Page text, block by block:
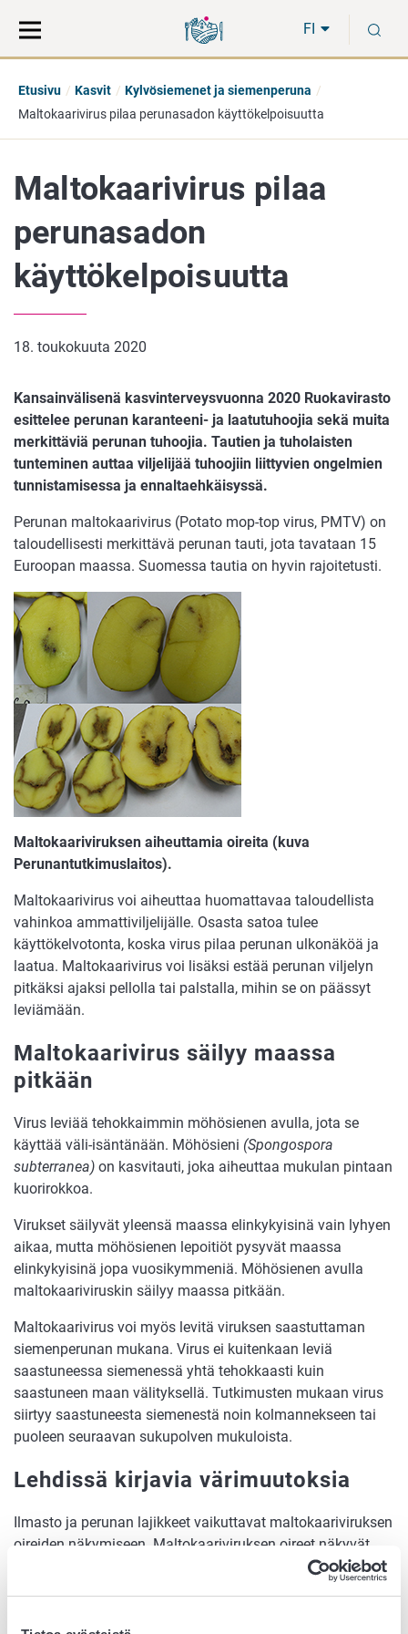
suoraan
sisältöön
koko
sivuston
FI
Etusivu Kasvit
Kylvösiemenet ja siemenperuna
Maltokaarivirus pilaa perunasadon käyttökelpoisuutta
Maltokaarivirus pilaa
perunasadon
käyttökelpoisuutta
18. toukokuuta 2020
Kansainvälisenä kasvinterveysvuonna 2020 Ruokavirasto
esittelee perunan karanteeni- ja laatutuhoojia sekä muita
merkittäviä perunan tuhoojia. Tautien ja tuholaisten
tunteminen auttaa viljelijää tuhoojiin liittyvien ongelmien
tunnistamisessa ja ennaltaehkäisyssä.
Perunan maltokaarivirus (Potato mop-top virus, PMTV) on
taloudellisesti merkittävä perunan tauti, jota tavataan 15
Euroopan maassa. Suomessa tautia on hyvin rajoitetusti.
Maltokaariviruksen aiheuttamia oireita (kuva
Perunantutkimuslaitos).
Maltokaarivirus voi aiheuttaa huomattavaa taloudellista
vahinkoa ammattiviljelijälle. Osasta satoa tulee
käyttökelvotonta, koska virus pilaa perunan ulkonäköä ja
laatua. Maltokaarivirus voi lisäksi estää perunan viljelyn
pitkäksi ajaksi pellolla tai palstalla, mihin se on päässyt
leviämään.
Maltokaarivirus säilyy maassa
pitkään
Virus leviää tehokkaimmin möhösienen avulla, jota se
käyttää väli-isäntänään. Möhösieni (Spongospora
subterranea) on kasvitauti, joka aiheuttaa mukulan pintaan
kuorirokkoa.
Virukset säilyvät yleensä maassa elinkykyisinä vain lyhyen
aikaa, mutta möhösienen lepoitiöt pysyvät maassa
elinkykyisinä jopa vuosikymmeniä. Möhösienen avulla
maltokaariviruskin säilyy maassa pitkään.
Maltokaarivirus voi myös levitä viruksen saastuttaman
siemenperunan mukana. Virus ei kuitenkaan leviä
saastuneessa siemenessä yhtä tehokkaasti kuin
saastuneen maan välityksellä. Tutkimusten mukaan virus
siirtyy saastuneesta siemenestä noin kolmannekseen tai
puoleen seuraavan sukupolven mukuloista.
Lehdissä kirjavia värimuutoksia
Ilmasto ja perunan lajikkeet vaikuttavat maltokaariviruksen
oireiden näkymiseen. Maltokaariviruksen oireet näkyvät
parhaiten perunan varsissa ja lehdissä, tosin varsioireita ei
aina näy kaikissa varsissa. Suomessa maltokaariviruksen